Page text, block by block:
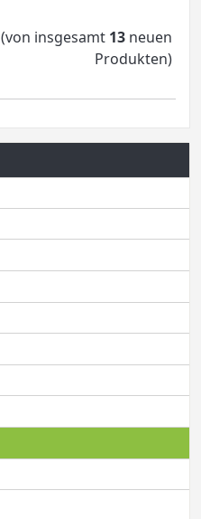
(von insgesamt 13 neuen
Produkten)